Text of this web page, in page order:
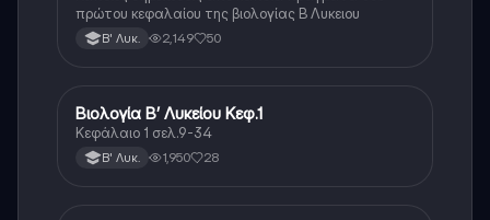
πρώτου κεφαλαίου της βιολογίας Β Λυκειου
Β' Λυκ. 2,149 50
Βιολογία
Βιολογία Β’ Λυκείου Κεφ.1
Κεφάλαιο 1 σελ.9-34
Β' Λυκ. 1,950 28